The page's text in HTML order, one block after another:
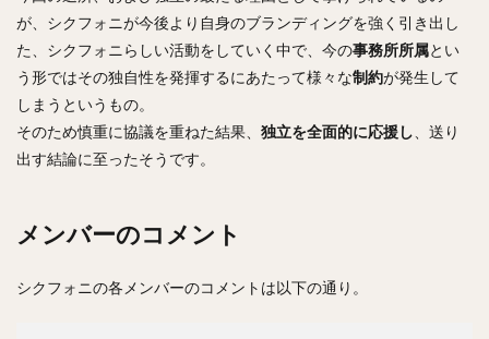
が、シクフォニが今後より自身のブランディングを強く引き出し
た、シクフォニらしい活動をしていく中で、今の事務所所属とい
う形ではその独自性を発揮するにあたって様々な制約が発生して
しまうというもの。
そのため慎重に協議を重ねた結果、 独立を全面的に応援し 、送り
出す結論に至ったそうです。
メンバーのコメント
シクフォニの各メンバーのコメントは以下の通り。